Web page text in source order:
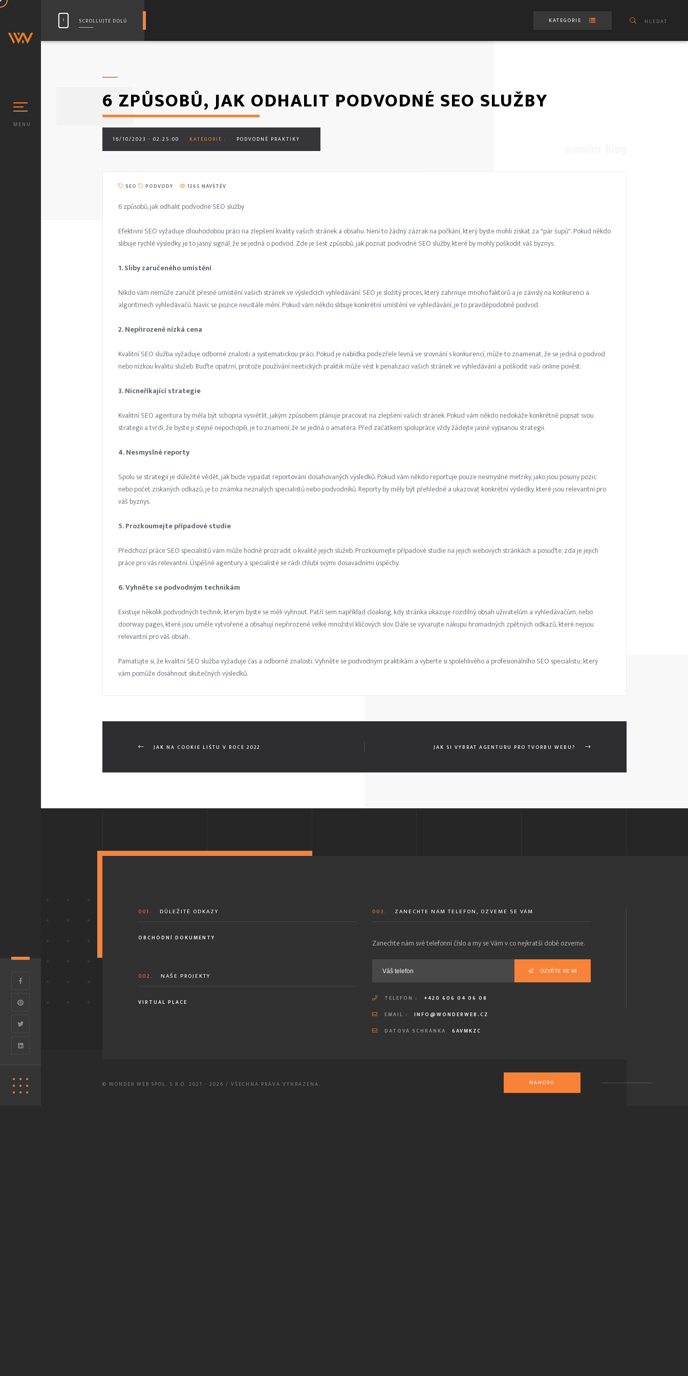
MENU
TVORBA REKLAMNÍCH VIZUÁLŮ
SCROLLUJTE DOLŮ HLEDAT
KATEGORIE
6 ZPŮSOBŮ, JAK ODHALIT PODVODNÉ SEO SLUŽBY
16/10/2023 - 02:25:00 KATEGORIE : PODVODNÉ PRAKTIKY
SEO PODVODY 1265 NÁVŠTĚV
6 způsobů, jak odhalit podvodné SEO služby
Efektivní SEO vyžaduje dlouhodobou práci na zlepšení kvality vašich stránek a obsahu. Není to žádný zázrak na počkání, který byste mohli získat za "pár šupů". Pokud někdo
slibuje rychlé výsledky, je to jasný signál, že se jedná o podvod. Zde je šest způsobů, jak poznat podvodné SEO služby, které by mohly poškodit váš byznys.
1. Sliby zaručeného umístění
Nikdo vám nemůže zaručit přesné umístění vašich stránek ve výsledcích vyhledávání. SEO je složitý proces, který zahrnuje mnoho faktorů a je závislý na konkurenci a
algoritmech vyhledávačů. Navíc se pozice neustále mění. Pokud vám někdo slibuje konkrétní umístění ve vyhledávání, je to pravděpodobně podvod.
2. Nepřirozeně nízká cena
Kvalitní SEO služba vyžaduje odborné znalosti a systematickou práci. Pokud je nabídka podezřele levná ve srovnání s konkurencí, může to znamenat, že se jedná o podvod
nebo nízkou kvalitu služeb. Buďte opatrní, protože používání neetických praktik může vést k penalizaci vašich stránek ve vyhledávání a poškodit vaši online pověst.
3. Nicneříkající strategie
Kvalitní SEO agentura by měla být schopna vysvětlit, jakým způsobem plánuje pracovat na zlepšení vašich stránek. Pokud vám někdo nedokáže konkrétně popsat svou
strategii a tvrdí, že byste ji stejně nepochopili, je to znamení, že se jedná o amatéra. Před začátkem spolupráce vždy žádejte jasně vypsanou strategii.
4. Nesmyslné reporty
Spolu se strategií je důležité vědět, jak bude vypadat reportování dosahovaných výsledků. Pokud vám někdo reportuje pouze nesmyslné metriky, jako jsou posuny pozic
nebo počet získaných odkazů, je to známka neznalých specialistů nebo podvodníků. Reporty by měly být přehledné a ukazovat konkrétní výsledky, které jsou relevantní pro
váš byznys.
5. Prozkoumejte případové studie
Předchozí práce SEO specialistů vám může hodně prozradit o kvalitě jejich služeb. Prozkoumejte případové studie na jejich webových stránkách a posuďte, zda je jejich
práce pro vás relevantní. Úspěšné agentury a specialisté se rádi chlubí svými dosavadními úspěchy.
6. Vyhněte se podvodným technikám
Existuje několik podvodných technik, kterým byste se měli vyhnout. Patří sem například cloaking, kdy stránka ukazuje rozdílný obsah uživatelům a vyhledávačům, nebo
doorway pages, které jsou uměle vytvořené a obsahují nepřirozeně velké množství klíčových slov. Dále se vyvarujte nákupu hromadných zpětných odkazů, které nejsou
relevantní pro váš obsah.
Pamatujte si, že kvalitní SEO služba vyžaduje čas a odborné znalosti. Vyhněte se podvodným praktikám a vyberte si spolehlivého a profesionálního SEO specialistu, který
vám pomůže dosáhnout skutečných výsledků.
JAK NA COOKIE LIŠTU V ROCE 2022 JAK SI VYBRAT AGENTURU PRO TVORBU WEBU?
001. DŮLEŽITÉ ODKAZY
OBCHODNÍ DOKUMENTY
002. NAŠE PROJEKTY
VIRTUAL PLACE
003. ZANECHTE NÁM TELEFON, OZVEME SE VÁM
Zanechte nám své telefonní číslo a my se Vám v co nejkratší době ozveme.
OZVĚTE SE MI
TELEFON :
+420 606 04 06 08
EMAIL :
INFO@WONDERWEB.CZ
DATOVÁ SCHRÁNKA
6AVMKZC
© WONDER WEB SPOL. S R.O. 2021 - 2026 / VŠECHNA PRÁVA VYHRAZENA. NAHORU